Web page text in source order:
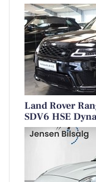
Land Rover
SDV6 HSE